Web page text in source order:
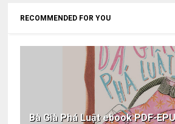
RECOMMENDED FOR YOU
Bà Già Phá Luật ebook PDF-